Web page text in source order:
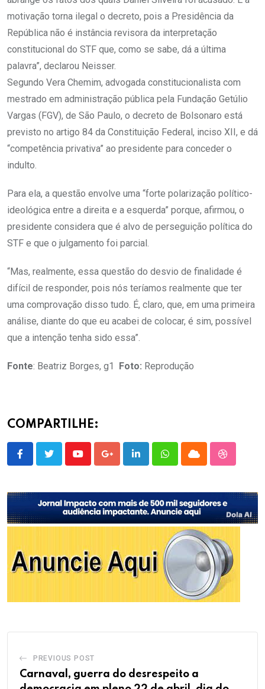
motivação torna ilegal o decreto, pois a Presidência da
República não é instância revisora da interpretação
constitucional do STF que, como se sabe, dá a última
palavra”, declarou Neisser.
Segundo Vera Chemim, advogada constitucionalista com
mestrado em administração pública pela Fundação Getúlio
Vargas (FGV), de São Paulo, o decreto de Bolsonaro está
previsto no artigo 84 da Constituição Federal, inciso XII, e dá
“competência privativa” ao presidente para conceder o
indulto.
Para ela, a questão envolve uma “forte polarização político-
ideológica entre a direita e a esquerda” porque, afirmou, o
presidente considera que é alvo de perseguição política do
STF e que o julgamento foi parcial.
“Mas, realmente, essa questão do desvio de finalidade é
difícil de responder, pois nós teríamos realmente que ter
uma comprovação disso tudo. É, claro, que, em uma primeira
análise, diante do que eu acabei de colocar, é sim, possível
que a intenção tenha sido essa”.
Fonte: Beatriz Borges, g1 Foto: Reprodução
COMPARTILHE:
YoutubeGoogle+LinkedInWhatsappCloud
PREVIOUS POST
Carnaval, guerra do desrespeito a